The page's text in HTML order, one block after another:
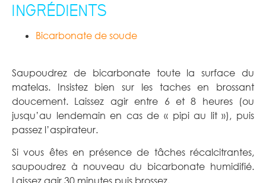
INGRÉDIENTS
Bicarbonate de soude
Saupoudrez de bicarbonate toute la surface du
matelas. Insistez bien sur les taches en brossant
doucement. Laissez agir entre 6 et 8 heures (ou
jusqu’au lendemain en cas de « pipi au lit »), puis
passez l’aspirateur.
Si vous êtes en présence de tâches récalcitrantes,
saupoudrez à nouveau du bicarbonate humidifié.